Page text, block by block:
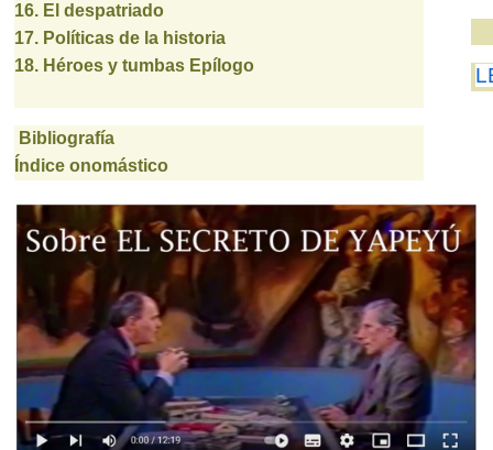
16. El despatriado
17. Políticas de la historia
18. Héroes y tumbas Epílogo
Bibliografía
Índice onomástico